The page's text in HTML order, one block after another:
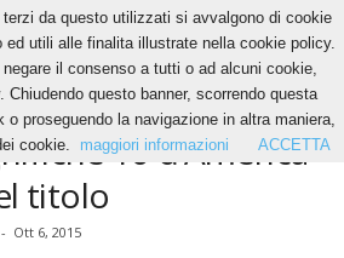
10 d’America alla caccia del titolo
10 d’America
titolo
- Ott 6, 2015
da questo utilizzati si avvalgono di cookie
ed utili alle finalita illustrate nella cookie policy.
il consenso a tutti o ad alcuni cookie,
questo banner, scorrendo questa
proseguendo la navigazione in altra maniera,
cookie.
maggiori informazioni ACCETTA